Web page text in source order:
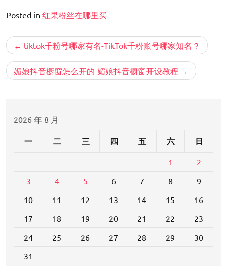
Posted in 红果粉丝在哪里买
文
章
导
tiktok千粉号哪家有名-TikTok千粉账号哪家知名？
媚娘抖音橱窗怎么开的-媚娘抖音橱窗开设教程
2026 年 8 月
一 二 三 四 五 六 日
1
2
3
4 5 6 7 8
9
10
11 12 13 14 15
16
17
18 19 20 21 22
23
24
25 26 27 28 29
30
31